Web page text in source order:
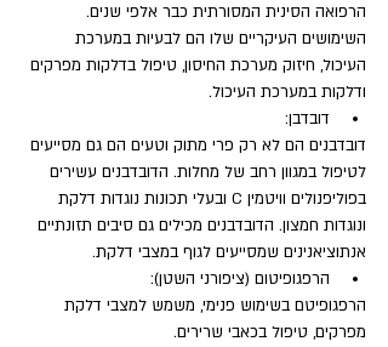
הרפואה הסינית המסורתית כבר אלפי שנים.
השימושים העיקריים שלו הם לבעיות במערכת
העיכול, חיזוק מערכת החיסון, טיפול בדלקות מפרקים
ודלקות במערכת העיכול.
דובדבן:
דובדבנים הם לא רק פרי מתוק וטעים הם גם מסייעים
לטיפול במגוון רחב של מחלות. הדובדבנים עשירים
בפוליפנולים וויטמין C ובעלי תכונות נוגדות דלקת
ונוגדות חמצון. הדובדבנים מכילים גם סיבים תזונתיים
אנתוציאנינים שמסייעים לגוף במצבי דלקת.
הרפגופיטום (ציפורני השטן):
הרפגופיטם בשימוש פנימי, משמש למצבי דלקת
מפרקים, טיפול בכאבי שרירים.